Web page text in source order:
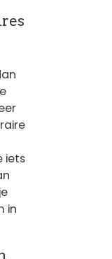
iets
in